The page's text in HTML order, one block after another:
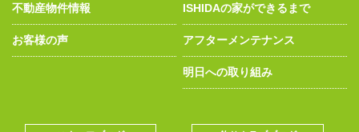
不動産物件情報
お客様の声
ISHIDAの家ができるまで
アフターメンテナンス
明日への取り組み